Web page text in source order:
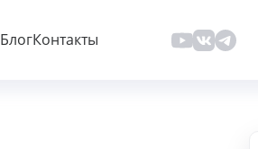
БлогКонтакты